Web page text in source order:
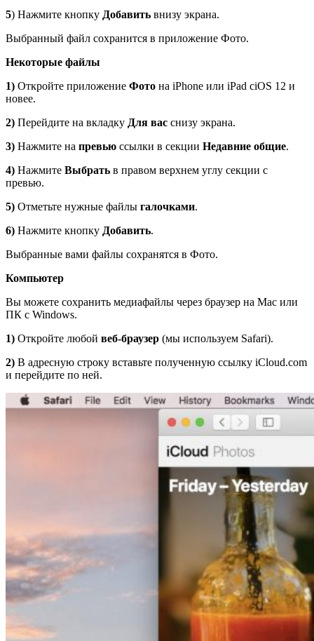
5) Нажмите кнопку Добавить внизу экрана.
Выбранный файл сохранится в приложение Фото.
Некоторые файлы
1) Откройте приложение Фото на iPhone или iPad сiOS 12 и
новее.
2) Перейдите на вкладку Для вас снизу экрана.
3) Нажмите на превью ссылки в секции Недавние общие.
4) Нажмите Выбрать в правом верхнем углу секции с
превью.
5) Отметьте нужные файлы галочками.
6) Нажмите кнопку Добавить.
Выбранные вами файлы сохранятся в Фото.
Компьютер
Вы можете сохранить медиафайлы через браузер на Mac или
ПК с Windows.
1) Откройте любой веб-браузер (мы используем Safari).
2) В адресную строку вставьте полученную ссылку iCloud.com
и перейдите по ней.